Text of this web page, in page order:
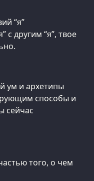
“я”
с другим “я”, твое
ум и архетипы
способы и
сейчас
того, о чем